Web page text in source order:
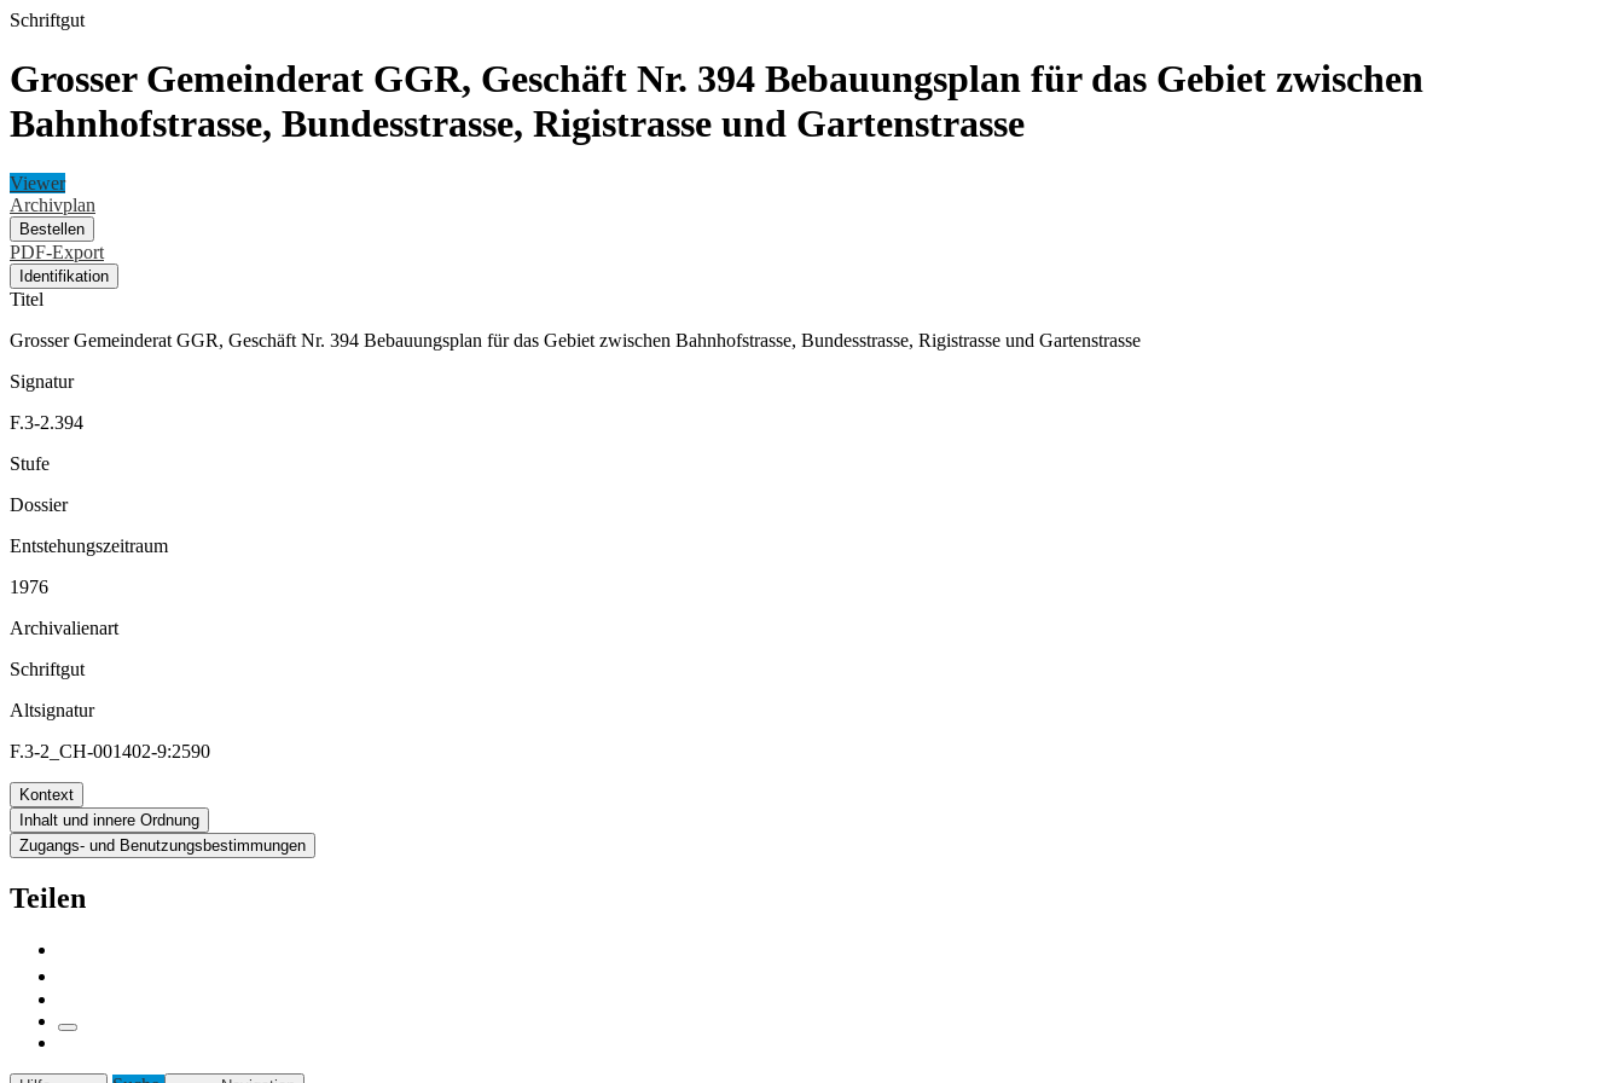
Schriftgut
Grosser Gemeinderat GGR, Geschäft Nr. 394 Bebauungsplan für das Gebiet zwischen
Bahnhofstrasse, Bundesstrasse, Rigistrasse und Gartenstrasse
Viewer
Archivplan
Bestellen
PDF-Export
Identifikation
Titel
Grosser Gemeinderat GGR, Geschäft Nr. 394 Bebauungsplan für das Gebiet zwischen Bahnhofstrasse, Bundesstrasse, Rigistrasse und Gartenstrasse
Signatur
F.3-2.394
Stufe
Dossier
Entstehungszeitraum
1976
Archivalienart
Schriftgut
Altsignatur
F.3-2_CH-001402-9:2590
Kontext
Inhalt und innere Ordnung
Zugangs- und Benutzungsbestimmungen
Teilen